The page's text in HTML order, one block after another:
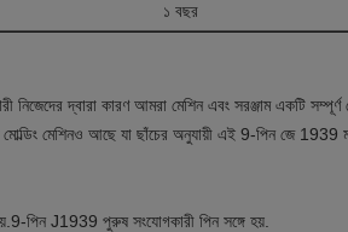
১ বছর
নিজেদের দ্বারা কারণ আমরা মেশিন এবং সরঞ্জাম একটি
মেশিনও আছে যা ছাঁচের অনুযায়ী এই 9-পিন জে 1939
9-পিন J1939 পুরুষ সংযোগকারী পিন সঙ্গে হয়.